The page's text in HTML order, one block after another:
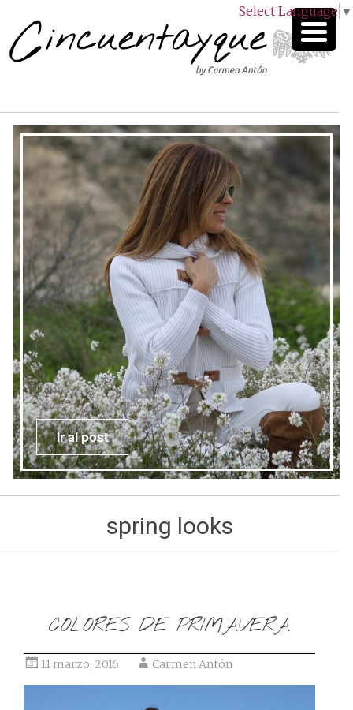
Select Language ▼
Ir al post
spring looks
COLORES DE PRIMAVERA
11 marzo, 2016 Carmen Antón